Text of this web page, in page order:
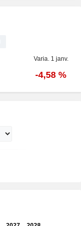
Varia. 1 janv.
-4,58 %